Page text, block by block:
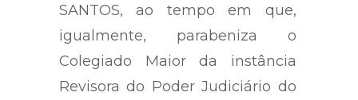
SANTOS, ao tempo em que,
igualmente, parabeniza o
Colegiado Maior da instância
Revisora do Poder Judiciário do